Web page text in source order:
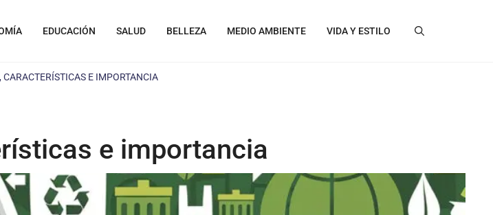
EDUCACIÓN SALUD BELLEZA MEDIO AMBIENTE VIDA Y ESTILO
E IMPORTANCIA
e importancia